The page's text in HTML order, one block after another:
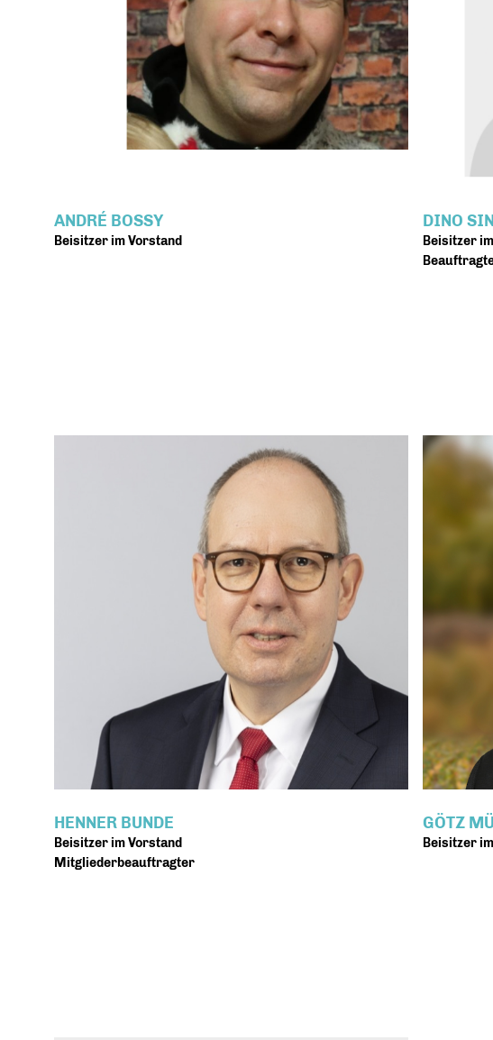
ANDRÉ BOSSY
Beisitzer im Vorstand
DINO
Beisitzer
HENNER BUNDE
Beisitzer im Vorstand
Mitgliederbeauftragter
GÖTZ
Beisitzer